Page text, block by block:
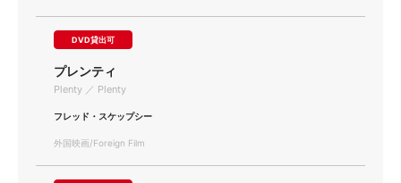
DVD貸出可
プレンティ
Plenty ／ Plenty
フレッド・スケップシー
外国映画/Foreign Film